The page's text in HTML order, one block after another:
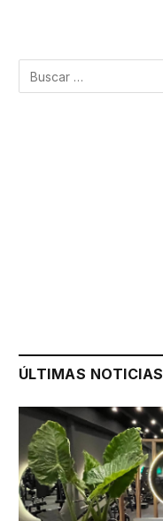
ÚLTIMAS NOTICIAS